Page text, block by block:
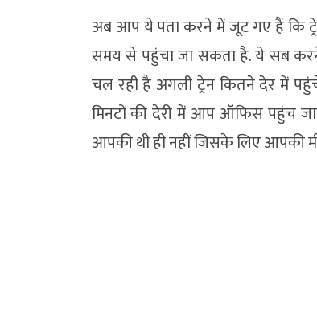
अब आप ये पता करने में जूट गए हैं कि
समय से पहुंचा जा सकता है. ये सब
चल रही है अगली ट्रेन कितने देर में
मिनटों की देरी में आप ऑफिस पहुंच
आपकी थी ही नहीं जिसके लिए आपकी